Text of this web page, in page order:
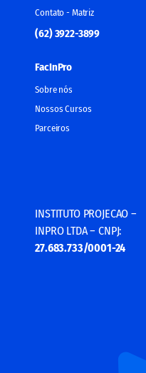
Contato - Matriz
(62) 3922-3899
FacInPro
Sobre nós
Nossos Cursos
Parceiros
INSTITUTO PROJECAO –
INPRO LTDA – CNPJ:
27.683.733/0001-24